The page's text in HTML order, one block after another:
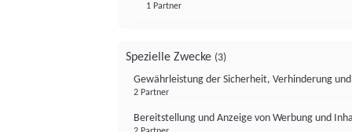
1 Partner
Spezielle Zwecke (3)
Gewährleistung der Sicherheit, Verhinderung
2 Partner
Bereitstellung und Anzeige von Werbung und